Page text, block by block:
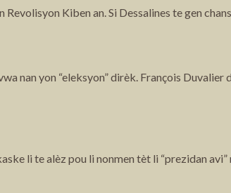
Kiben an. Si Dessalines te gen
nan yon “eleksyon” dirèk. François
li te alèz pou li nonmen tèt li “prezidan